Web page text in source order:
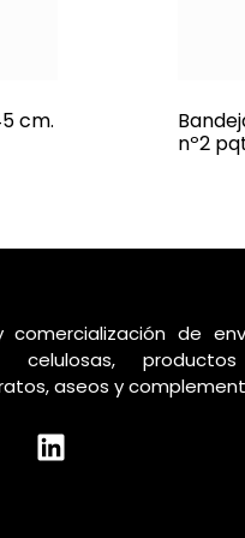
cm.
nº2
comercialización de
celulosas,
aseos y